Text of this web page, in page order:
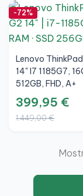
-72%
Lenovo
14" I7 1185G7,
512GB, FHD, A+
399,95 €
1.449,00 €